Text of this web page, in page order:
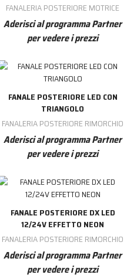
FANALERIA POSTERIORE MOTRICE
Aderisci al programma Partner
per vedere i prezzi
FANALE POSTERIORE LED CON
TRIANGOLO
FANALERIA POSTERIORE RIMORCHIO
Aderisci al programma Partner
per vedere i prezzi
FANALE POSTERIORE DX LED
12/24V EFFETTO NEON
FANALERIA POSTERIORE RIMORCHIO
Aderisci al programma Partner
per vedere i prezzi